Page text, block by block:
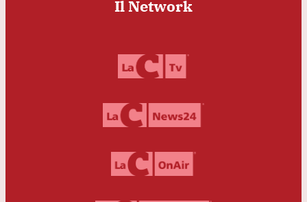
Il Network